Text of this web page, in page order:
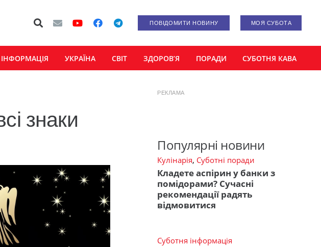
ПОВІДОМИТИ НОВИНУ МОЯ СУБОТА
ІНФОРМАЦІЯ УКРАЇНА СВІТ ЗДОРОВ’Я ПОРАДИ СУБОТНЯ КАВА
знаки
РЕКЛАМА
Популярні новини
Кулінарія, Суботні поради
Кладете аспірин у банки з
помідорами? Сучасні
рекомендації радять
відмовитися
Суботня інформація